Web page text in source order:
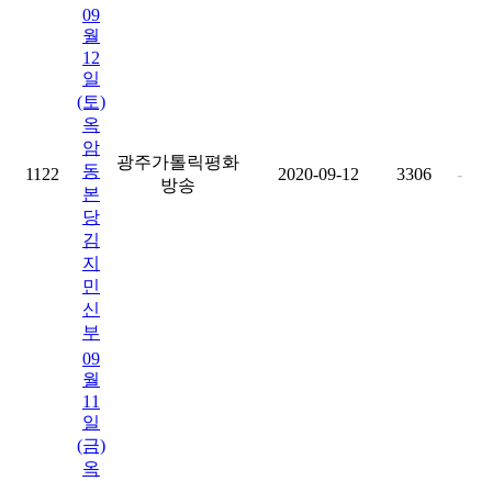
1122
09
월
12
일
(토)
옥
암
동
본
당
김
지
민
신
부
광주가톨릭평화
방송
2020-09-12 3306 -
09
월
11
일
(금)
옥